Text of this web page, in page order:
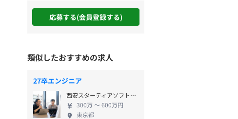
応募する(会員登録する)
類似したおすすめの求人
27卒エンジニア
西安スターティアソフト株式会社
300万 〜 600万円
東京都